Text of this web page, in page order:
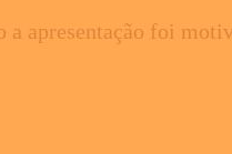
apresentação foi